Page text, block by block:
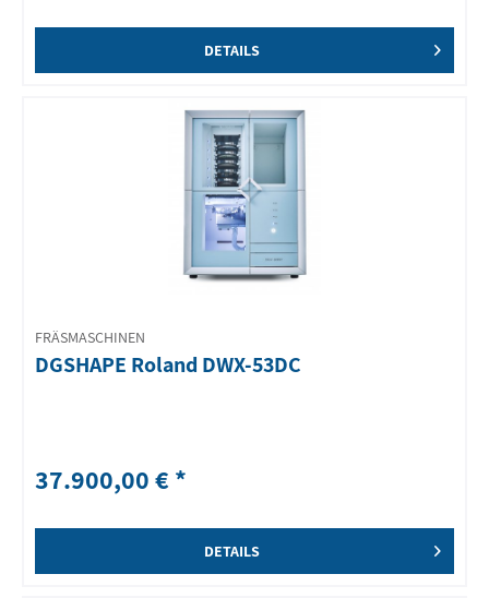
DETAILS
FRÄSMASCHINEN
DGSHAPE Roland DWX-53DC
37.900,00 € *
DETAILS